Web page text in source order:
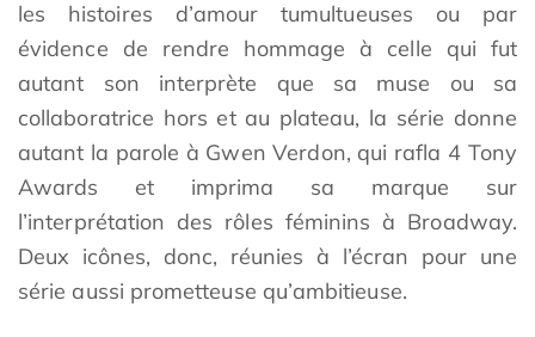
les histoires d’amour tumultueuses ou par
évidence de rendre hommage à celle qui fut
autant son interprète que sa muse ou sa
collaboratrice hors et au plateau, la série donne
autant la parole à Gwen Verdon, qui rafla 4 Tony
Awards et imprima sa marque sur
l’interprétation des rôles féminins à Broadway.
Deux icônes, donc, réunies à l’écran pour une
série aussi prometteuse qu’ambitieuse.